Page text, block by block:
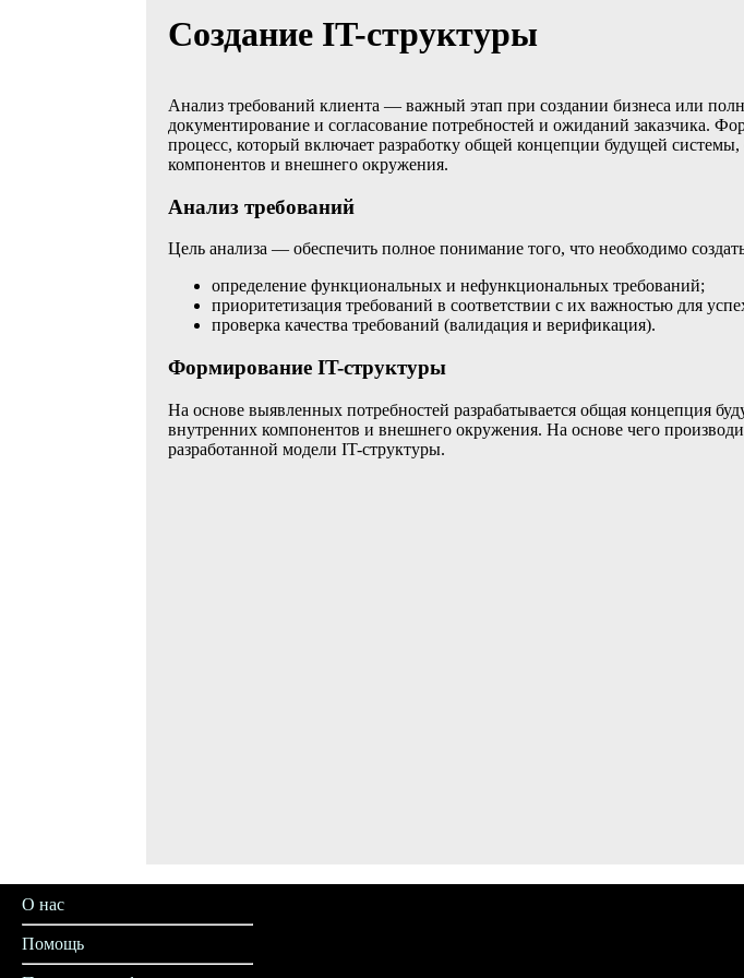
Создание IT-структуры
Анализ требований клиента — важный этап при создании бизнеса или
документирование и согласование потребностей и ожиданий заказчика.
процесс, который включает разработку общей концепции будущей
компонентов и внешнего окружения.
Анализ требований
Цель анализа — обеспечить полное понимание того, что необходимо
определение функциональных и нефункциональных требований;
приоритетизация требований в соответствии с их важностью для
проверка качества требований (валидация и верификация).
Формирование IT-структуры
На основе выявленных потребностей разрабатывается общая концепция
внутренних компонентов и внешнего окружения. На основе чего
разработанной модели IT-структуры.
О нас
Помощь